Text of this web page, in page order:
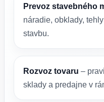
Prevoz stavebného
náradie, obklady,
stavbu.
Rozvoz tovaru –
sklady a predajne v